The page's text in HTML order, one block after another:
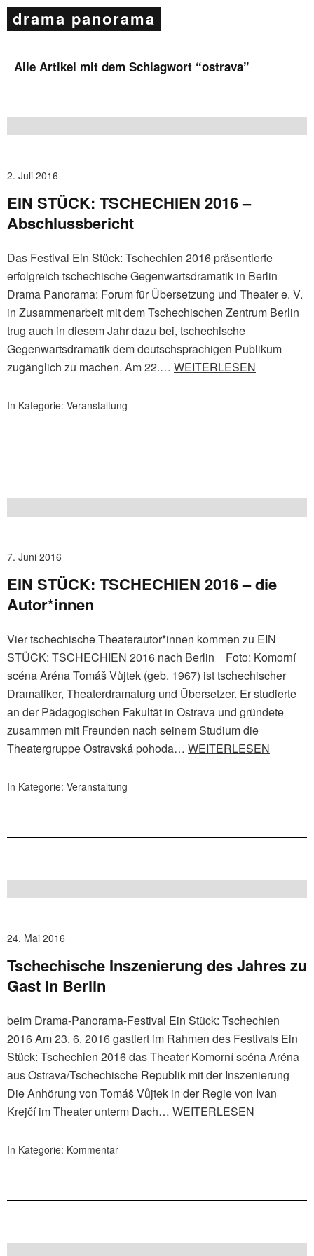
drama panorama
Alle Artikel mit dem Schlagwort “ostrava”
2. Juli 2016
EIN STÜCK: TSCHECHIEN 2016 –
Abschlussbericht
Das Festival Ein Stück: Tschechien 2016 präsentierte
erfolgreich tschechische Gegenwartsdramatik in Berlin
Drama Panorama: Forum für Übersetzung und Theater e. V.
in Zusammenarbeit mit dem Tschechischen Zentrum Berlin
trug auch in diesem Jahr dazu bei, tschechische
Gegenwartsdramatik dem deutschsprachigen Publikum
zugänglich zu machen. Am 22.… WEITERLESEN
In Kategorie: Veranstaltung
7. Juni 2016
EIN STÜCK: TSCHECHIEN 2016 – die
Autor*innen
Vier tschechische Theaterautor*innen kommen zu EIN
STÜCK: TSCHECHIEN 2016 nach Berlin Foto: Komorní
scéna Aréna Tomáš Vůjtek (geb. 1967) ist tschechischer
Dramatiker, Theaterdramaturg und Übersetzer. Er studierte
an der Pädagogischen Fakultät in Ostrava und gründete
zusammen mit Freunden nach seinem Studium die
Theatergruppe Ostravská pohoda… WEITERLESEN
In Kategorie: Veranstaltung
24. Mai 2016
Tschechische Inszenierung des Jahres zu
Gast in Berlin
beim Drama-Panorama-Festival Ein Stück: Tschechien
2016 Am 23. 6. 2016 gastiert im Rahmen des Festivals Ein
Stück: Tschechien 2016 das Theater Komorní scéna Aréna
aus Ostrava/Tschechische Republik mit der Inszenierung
Die Anhörung von Tomáš Vůjtek in der Regie von Ivan
Krejčí im Theater unterm Dach… WEITERLESEN
In Kategorie: Kommentar